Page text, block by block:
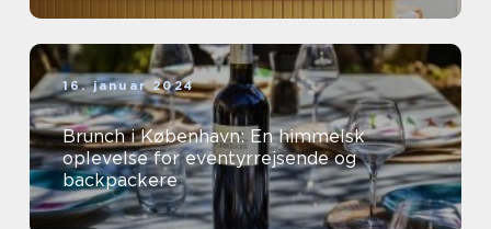
16. januar 2024
Brunch i København: En himmelsk
oplevelse for eventyrrejsende og
backpackere